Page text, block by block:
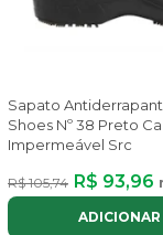
Sapato
Shoes Nº 38 Preto
Impermeável Src
R$ 105,74 R$ 93,96
ADICIONAR